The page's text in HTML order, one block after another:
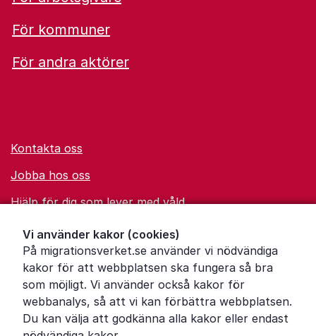
Vi använder kakor (cookies)
På migrationsverket.se använder vi nödvändiga
kakor för att webbplatsen ska fungera så bra
som möjligt. Vi använder också kakor för
webbanalys, så att vi kan förbättra webbplatsen.
Du kan välja att godkänna alla kakor eller endast
För kommuner
För andra aktörer
Kontakta oss
Jobba hos oss
Hjälp för dig som lever med våld
Ordförklaringar
Om Migrationsverket
Pressrum
Tillgänglighetsredogörelse